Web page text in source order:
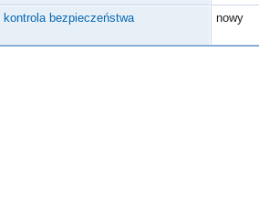
kontrola bezpieczeństwa nowy